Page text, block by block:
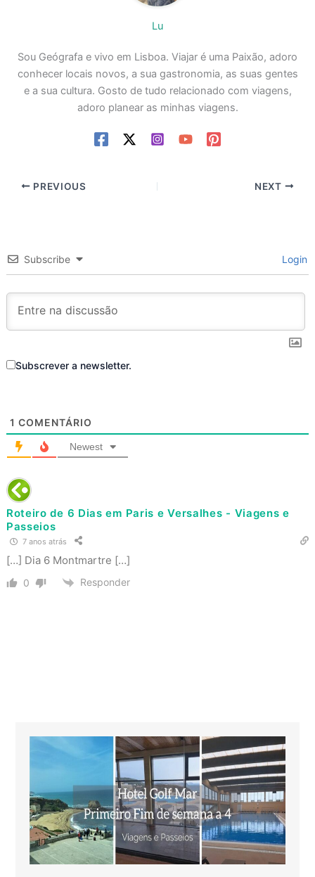
Lu
Sou Geógrafa e vivo em Lisboa. Viajar é uma Paixão, adoro
conhecer locais novos, a sua gastronomia, as suas gentes
e a sua cultura. Gosto de tudo relacionado com viagens,
adoro planear as minhas viagens.
PREVIOUS NEXT
Subscribe Login
Subscrever a newsletter.
1 COMENTÁRIO
Newest
Roteiro de 6 Dias em Paris e Versalhes - Viagens e
Passeios
7 anos atrás
[…] Dia 6 Montmartre […]
0 Responder